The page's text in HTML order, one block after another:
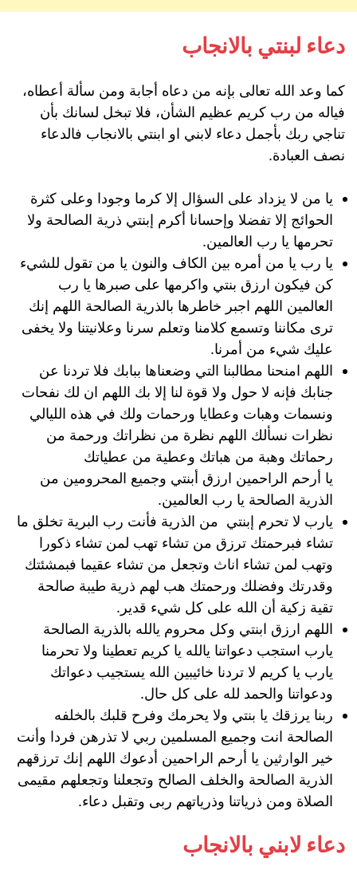
دعاء لبنتي بالانجاب
كما وعد الله تعالى بإنه من دعاه أجابة ومن سألة أعطاه،
فياله من رب كريم عظيم الشأن، فلا تبخل لسانك بأن
تناجي ربك بأجمل دعاء لابني او ابنتي بالانجاب فالدعاء
نصف العبادة.
يا من لا يزداد على السؤال إلا كرما وجودا وعلى كثرة
الحوائج إلا تفضلا وإحسانا أكرم إبنتي ذرية الصالحة ولا
تحرمها يا رب العالمين.
يا رب يا من أمره بين الكاف والنون يا من تقول للشيء
كن فيكون ارزق بنتي واكرمها على صبرها يا رب
العالمين اللهم اجبر خاطرها بالذرية الصالحة اللهم إنك
ترى مكاننا وتسمع كلامنا وتعلم سرنا وعلانيتنا ولا يخفى
عليك شيء من أمرنا.
اللهم امنحنا مطالبنا التي وضعناها ببابك فلا تردنا عن
جنابك فإنه لا حول ولا قوة لنا إلا بك اللهم ان لك نفحات
ونسمات وهبات وعطايا ورحمات ولك في هذه الليالي
نظرات نسألك اللهم نظرة من نظراتك ورحمة من
رحماتك وهبة من هباتك وعطية من عطياتك
يا أرحم الراحمين ارزق أبنتي وجميع المحرومين من
الذرية الصالحة يا رب العالمين.
يارب لا تحرم إبنتي من الذرية فأنت رب البرية تخلق ما
تشاء فبرحمتك ترزق من تشاء تهب لمن تشاء ذكورا
وتهب لمن تشاء اناث وتجعل من تشاء عقيما فبمشئتك
وقدرتك وفضلك ورحمتك هب لهم ذرية طيبة صالحة
تقية زكية أن الله على كل شيء قدير.
اللهم ارزق ابنتي وكل محروم يالله بالذرية الصالحة
يارب استجب دعواتنا يالله يا كريم تعطينا ولا تحرمنا
يارب يا كريم لا تردنا خائيبين الله يستجيب دعواتك
ودعواتنا والحمد لله على كل حال.
ربنا يرزقك يا بنتي ولا يحرمك وفرح قلبك بالخلفه
الصالحة انت وجميع المسلمين ربي لا تذرهن فردا وأنت
خير الوارثين يا أرحم الراحمين أدعوك اللهم إنك ترزقهم
الذرية الصالحة والخلف الصالح وتجعلنا وتجعلهم مقيمى
الصلاة ومن ذرياتنا وذرياتهم ربى وتقبل دعاء.
دعاء لابني بالانجاب